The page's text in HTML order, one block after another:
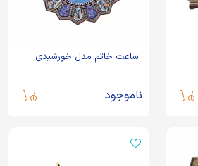
ساعت خاتم مدل خورشیدی
ناموجود